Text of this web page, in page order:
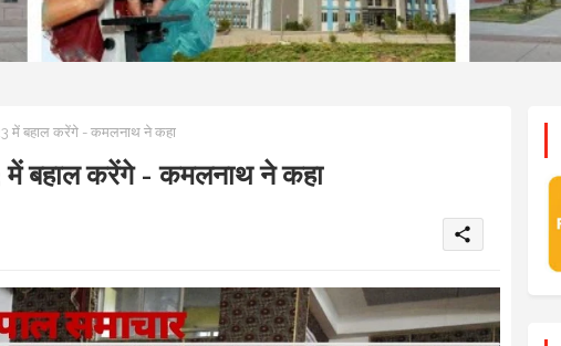
में बहाल करेंगे - कमलनाथ ने कहा
बहाल करेंगे - कमलनाथ ने कहा
share